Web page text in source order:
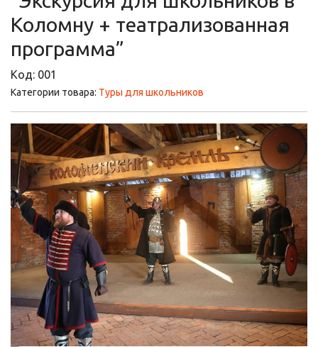
Коломну + театрализованная
программа”
Код: 001
Категории товара: Туры для школьников